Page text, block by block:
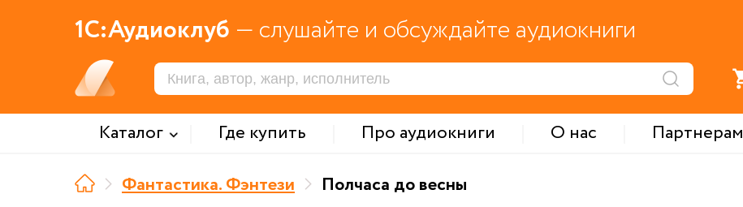
1С:Аудиоклуб — слушайте и обсуждайте аудиокниги
Каталог Где купить Про аудиокниги О нас
Партнерам
Фантастика. Фэнтези
Полчаса до весны